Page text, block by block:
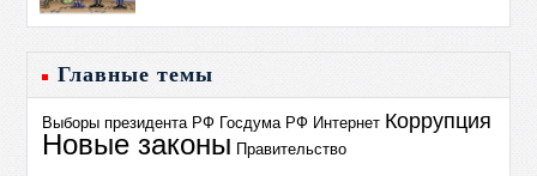
Главные темы
Выборы президента РФ Госдума РФ Интернет Коррупция
Новые законы Правительство